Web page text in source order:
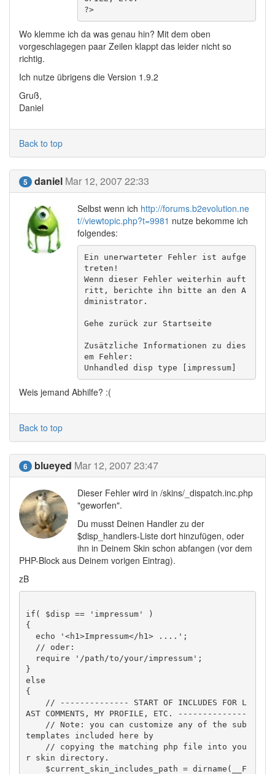
?>
Wo klemme ich da was genau hin? Mit dem oben
vorgeschlagegen paar Zeilen klappt das leider nicht so
richtig.
Ich nutze übrigens die Version 1.9.2
Gruß,
Daniel
Back to top
5 daniel Mar 12, 2007 22:33
Selbst wenn ich http://forums.b2evolution.ne
t//viewtopic.php?t=9981 nutze bekomme ich
folgendes:
Ein unerwarteter Fehler ist aufge
treten!
Wenn dieser Fehler weiterhin auft
ritt, berichte ihn bitte an den A
dministrator.
Gehe zurück zur Startseite
Zusätzliche Informationen zu dies
em Fehler:
Unhandled disp type [impressum]
Weis jemand Abhilfe? :(
Back to top
6 blueyed Mar 12, 2007 23:47
Dieser Fehler wird in /skins/_dispatch.inc.php
"geworfen".
Du musst Deinen Handler zu der
$disp_handlers-Liste dort hinzufügen, oder
ihn in Deinem Skin schon abfangen (vor dem
PHP-Block aus Deinem vorigen Eintrag).
zB
if( $disp == 'impressum' )
{
}
else
{
AST COMMENTS, MY PROFILE, ETC. --------------
templates included here by
r skin directory.